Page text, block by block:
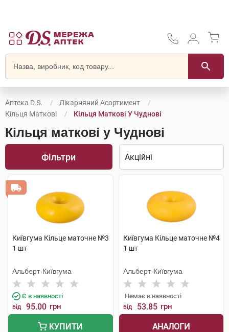
Аптека D.S.
Лікарняний Асортимент
Кільця Маткові
Кільця Маткові У Чуднові
Кільця маткові у Чуднові
Фільтри
Київгума Кільце маточне №3
1 шт
Альберт-Київгума
Є в наявності
від 95.00 грн
КУПИТИ
Київгума Кільце маточне №4
1 шт
Альберт-Київгума
Немає в наявності
від 53.85 грн
АНАЛОГИ